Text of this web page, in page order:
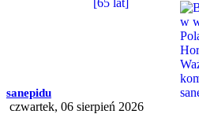
sanepidu
czwartek, 06 sierpień 2026